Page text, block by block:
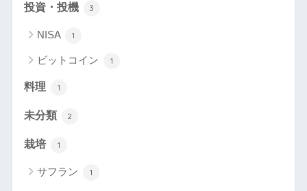
投資・投機 3
NISA 1
ビットコイン 1
料理 1
未分類 2
栽培 1
サフラン 1